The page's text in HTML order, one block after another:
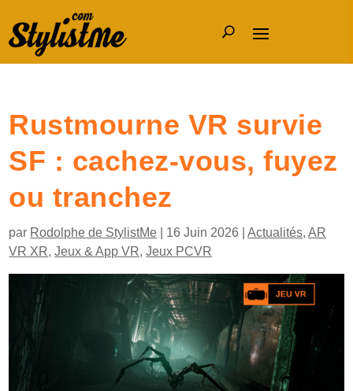
Rustmourne VR survie
SF : cachez-vous, fuyez
ou tranchez
par Rodolphe de StylistMe 16 Juin 2026 |Actualités,AR
VR XR,Jeux & App VR,Jeux PCVR